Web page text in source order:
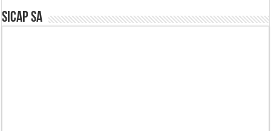
SICAP SA